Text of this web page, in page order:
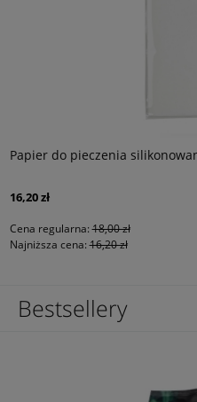
Papier do pieczenia
16,20 zł
Cena regularna:18,00 zł
Najniższa cena:16,20 zł
Bestsellery